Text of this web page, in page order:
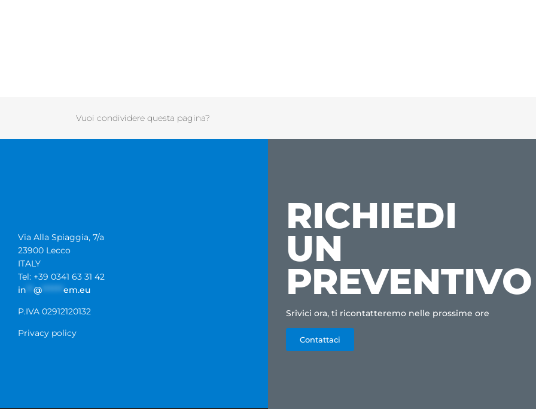
Vuoi condividere questa pagina?
Via Alla Spiaggia, 7/a
23900 Lecco
ITALY
Tel: +39 0341 63 31 42
in
@ ****** em.eu
P.IVA 02912120132
Privacy policy
RICHIEDI
UN
PREVENTIVO
Srivici ora, ti ricontatteremo nelle prossime ore
Contattaci